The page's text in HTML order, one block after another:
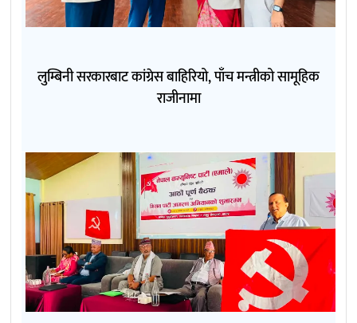
लुम्बिनी सरकारबाट कांग्रेस बाहिरियो, पाँच मन्त्रीको सामूहिक
राजीनामा